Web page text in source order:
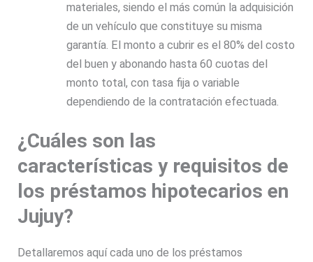
materiales, siendo el más común la adquisición
de un vehículo que constituye su misma
garantía. El monto a cubrir es el 80% del costo
del buen y abonando hasta 60 cuotas del
monto total, con tasa fija o variable
dependiendo de la contratación efectuada.
¿Cuáles son las
características y requisitos de
los préstamos hipotecarios en
Jujuy?
Detallaremos aquí cada uno de los préstamos